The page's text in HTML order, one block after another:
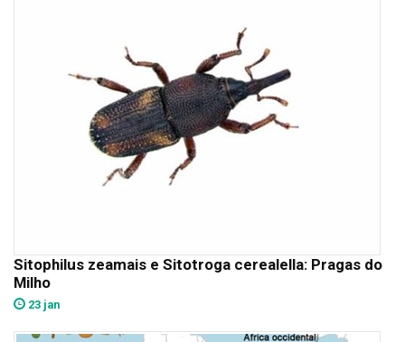
Sitophilus zeamais e Sitotroga cerealella: Pragas do
Milho
23 jan